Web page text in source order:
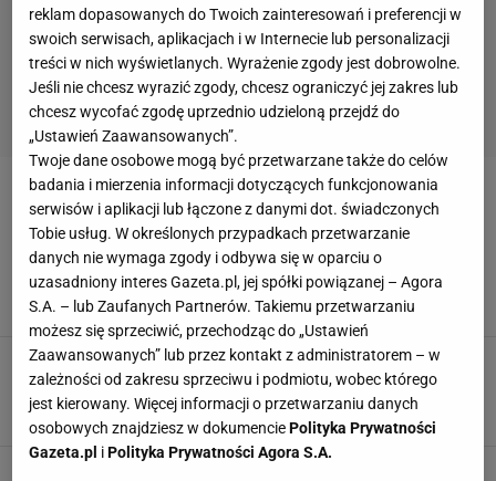
JUNIOR
Dlaczego dzieci powinny uprawiać sport? 8
najważniejszych korzyści
DZIECKO NA BASENIE GRY DLA DZIECI
Przed startem - przygotowanie małego
sportowca. O czym warto pamiętać?
reklam dopasowanych do Twoich zainteresowań i preferencji w
swoich serwisach, aplikacjach i w Internecie lub personalizacji
treści w nich wyświetlanych. Wyrażenie zgody jest dobrowolne.
Jeśli nie chcesz wyrazić zgody, chcesz ograniczyć jej zakres lub
chcesz wycofać zgodę uprzednio udzieloną przejdź do
„Ustawień Zaawansowanych”.
Twoje dane osobowe mogą być przetwarzane także do celów
badania i mierzenia informacji dotyczących funkcjonowania
serwisów i aplikacji lub łączone z danymi dot. świadczonych
Tobie usług. W określonych przypadkach przetwarzanie
danych nie wymaga zgody i odbywa się w oparciu o
uzasadniony interes Gazeta.pl, jej spółki powiązanej – Agora
S.A. – lub Zaufanych Partnerów. Takiemu przetwarzaniu
możesz się sprzeciwić, przechodząc do „Ustawień
Zaawansowanych” lub przez kontakt z administratorem – w
zależności od zakresu sprzeciwu i podmiotu, wobec którego
jest kierowany. Więcej informacji o przetwarzaniu danych
osobowych znajdziesz w dokumenciePolityka Prywatności
Gazeta.pl iPolityka Prywatności Agora S.A.